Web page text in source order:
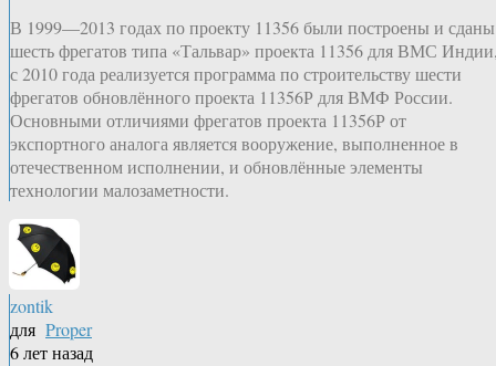
В 1999—2013 годах по проекту 11356 были построены и сданы
шесть фрегатов типа «Тальвар» проекта 11356 для ВМС
с 2010 года реализуется программа по строительству шести
фрегатов обновлённого проекта 11356Р для ВМФ России.
Основными отличиями фрегатов проекта 11356Р от
экспортного аналога является вооружение, выполненное в
отечественном исполнении, и обновлённые элементы
технологии малозаметности.
zontik
для Proper
6 лет назад